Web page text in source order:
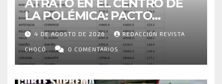
ATRATO EN EL CENTRO DE
LA POLÉMICA: PACTO
HISTÓRICO CUESTIONA
CENSO ELECTORAL Y PIDE
INVESTIGAR PRESUNTO
FRAUDE
4 DE AGOSTO DE 2026 REDACCIÓN REVISTA
CHOCÓ 0 COMENTARIOS